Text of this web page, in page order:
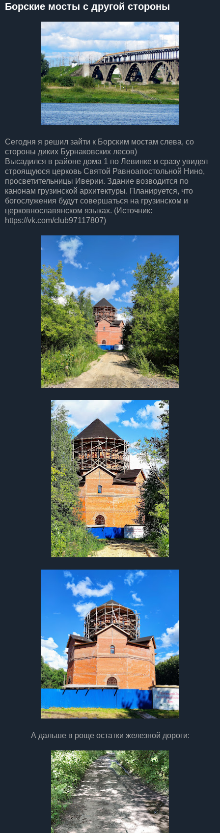
Борские мосты с другой стороны
Сегодня я решил зайти к Борским мостам слева, со
стороны диких Бурнаковских лесов)
Высадился в районе дома 1 по Левинке и сразу увидел
строящуюся церковь Святой Равноапостольной Нино,
просветительницы Иверии. Здание возводится по
канонам грузинской архитектуры. Планируется, что
богослужения будут совершаться на грузинском и
церковнославянском языках. (Источник:
https://vk.com/club97117807)
А дальше в роще остатки железной дороги: